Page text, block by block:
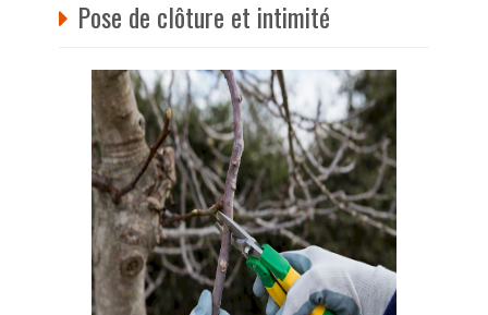
Pose de clôture et intimité